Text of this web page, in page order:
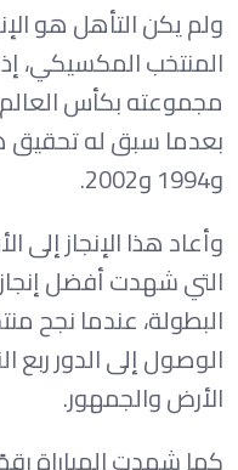
ولم يكن التأهل هو
المنتخب المكسيكي،
مجموعته بكأس العالم
و1994 و2002.
التي شهدت أفضل
البطولة، عندما نجح
الوصول إلى الدور
الأرض والجمهور.